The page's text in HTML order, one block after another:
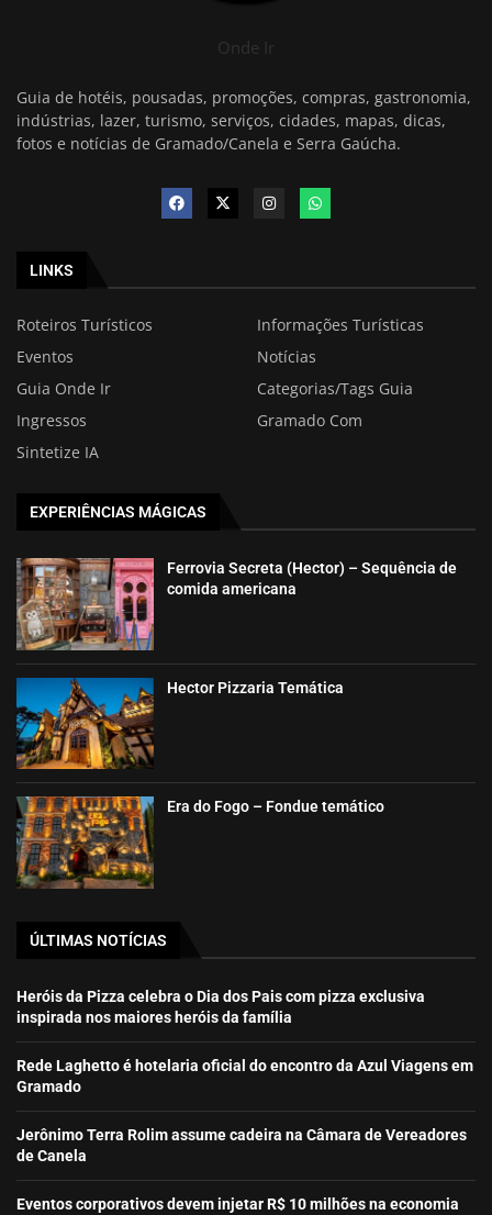
Onde Ir
Guia de hotéis, pousadas, promoções, compras, gastronomia,
indústrias, lazer, turismo, serviços, cidades, mapas, dicas,
fotos e notícias de Gramado/Canela e Serra Gaúcha.
LINKS
Roteiros Turísticos
Informações Turísticas
Eventos
Notícias
Guia Onde Ir
Categorias/Tags Guia
Ingressos
Gramado Com
Sintetize IA
EXPERIÊNCIAS MÁGICAS
Ferrovia Secreta (Hector) – Sequência de
comida americana
Hector Pizzaria Temática
Era do Fogo – Fondue temático
ÚLTIMAS NOTÍCIAS
Heróis da Pizza celebra o Dia dos Pais com pizza exclusiva
inspirada nos maiores heróis da família
Rede Laghetto é hotelaria oficial do encontro da Azul Viagens em
Gramado
Jerônimo Terra Rolim assume cadeira na Câmara de Vereadores
de Canela
Eventos corporativos devem injetar R$ 10 milhões na economia